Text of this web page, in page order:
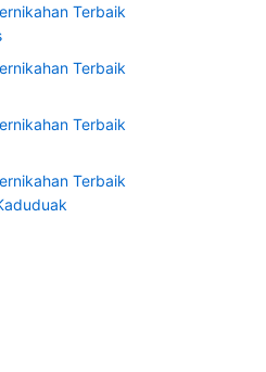
Terbaik
Terbaik
Terbaik
Terbaik